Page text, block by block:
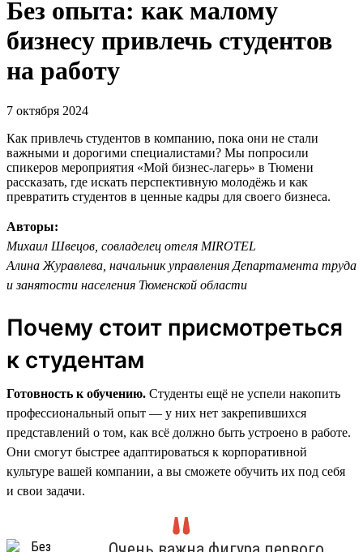
Без опыта: как малому
бизнесу привлечь студентов
на работу
7 октября 2024
Как привлечь студентов в компанию, пока они не стали
важными и дорогими специалистами? Мы попросили
спикеров мероприятия «Мой бизнес-лагерь» в Тюмени
рассказать, где искать перспективную молодёжь и как
превратить студентов в ценные кадры для своего бизнеса.
Авторы:
Михаил Швецов, совладелец отеля MIROTEL
Алина Журавлева, начальник управления Департамента труда
и занятости населения Тюменской области
Почему стоит присмотреться
к студентам
Готовность к обучению. Студенты ещё не успели накопить
профессиональный опыт — у них нет закрепившихся
представлений о том, как всё должно быть устроено в работе.
Они смогут быстрее адаптироваться к корпоративной
культуре вашей компании, а вы сможете обучить их под себя
и свои задачи.